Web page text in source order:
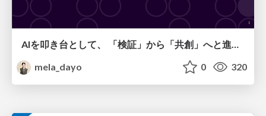
AIを叩き台として、 「検証」から「共創」へと進化するリサーチ
mela_dayo
0 320